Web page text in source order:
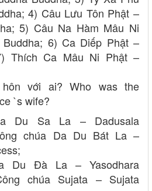
4) Câu Lưu Tôn Phật –
5) Câu Na Hàm Mâu Ni
6) Ca Diếp Phật –
Thích Ca Mâu Ni Phật –
với ai? Who was the
`s wife?
Du Sa La – Dadusala
chúa Da Du Bát La –
Du Đà La – Yasodhara
chúa Sujata – Sujata